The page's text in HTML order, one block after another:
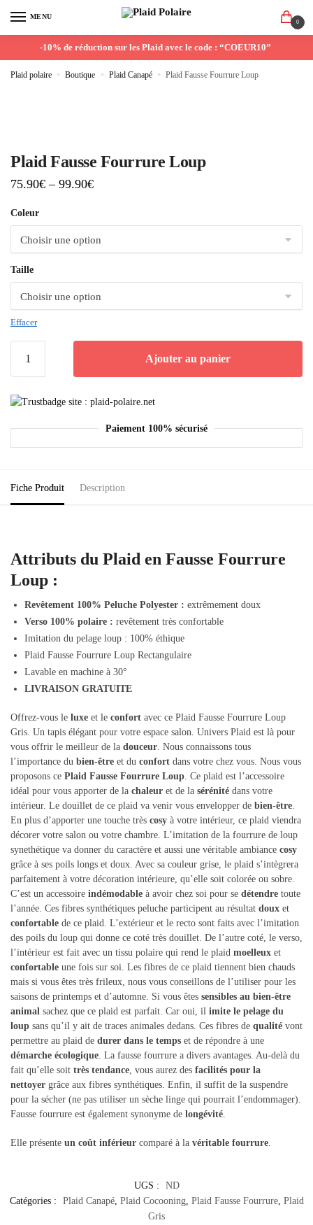
MENU
0
-10% de réduction sur les Plaid avec le code : “COEUR10”
Plaid polaire » Boutique » Plaid Canapé » Plaid Fausse Fourrure Loup
Plaid Fausse Fourrure Loup
75.90€ – 99.90€
Coleur
Taille
Effacer
Ajouter au panier
Paiement 100% sécurisé
Fiche Produit Description
Attributs du Plaid en Fausse Fourrure
Loup :
Revêtement 100% Peluche Polyester : extrêmement doux
Verso 100% polaire : revêtement très confortable
Imitation du pelage loup : 100% éthique
Plaid Fausse Fourrure Loup Rectangulaire
Lavable en machine à 30°
LIVRAISON GRATUITE
Offrez-vous le luxe et le confort avec ce Plaid Fausse Fourrure Loup
Gris. Un tapis élégant pour votre espace salon. Univers Plaid est là pour
vous offrir le meilleur de la douceur. Nous connaissons tous
l’importance du bien-être et du confort dans votre chez vous. Nous vous
proposons ce Plaid Fausse Fourrure Loup. Ce plaid est l’accessoire
idéal pour vous apporter de la chaleur et de la sérénité dans votre
intérieur. Le douillet de ce plaid va venir vous envelopper de bien-être.
En plus d’apporter une touche très cosy à votre intérieur, ce plaid viendra
décorer votre salon ou votre chambre. L’imitation de la fourrure de loup
synethétique va donner du caractère et aussi une véritable ambiance cosy
grâce à ses poils longs et doux. Avec sa couleur grise, le plaid s’intègrera
parfaitement à votre décoration intérieure, qu’elle soit colorée ou sobre.
C’est un accessoire indémodable à avoir chez soi pour se détendre toute
l’année. Ces fibres synthétiques peluche participent au résultat doux et
confortable de ce plaid. L’extérieur et le recto sont faits avec l’imitation
des poils du loup qui donne ce coté très douillet. De l’autre coté, le verso,
l’intérieur est fait avec un tissu polaire qui rend le plaid moelleux et
confortable une fois sur soi. Les fibres de ce plaid tiennent bien chauds
mais si vous êtes très frileux, nous vous conseillons de l’utiliser pour les
saisons de printemps et d’automne. Si vous êtes sensibles au bien-être
animal sachez que ce plaid est parfait. Car oui, il imite le pelage du
loup sans qu’il y ait de traces animales dedans. Ces fibres de qualité vont
permettre au plaid de durer dans le temps et de répondre à une
démarche écologique. La fausse fourrure a divers avantages. Au-delà du
fait qu’elle soit très tendance, vous aurez des facilités pour la
nettoyer grâce aux fibres synthétiques. Enfin, il suffit de la suspendre
pour la sécher (ne pas utiliser un sèche linge qui pourrait l’endommager).
Fausse fourrure est également synonyme de longévité.
Elle présente un coût inférieur comparé à la véritable fourrure
UGS :
ND
Catégories :
Plaid Canapé, Plaid Cocooning, Plaid Fausse Fourrure, Plaid
Gris